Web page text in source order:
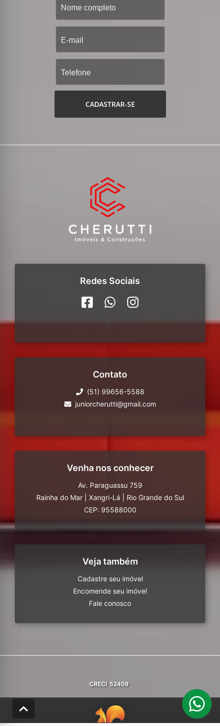
CADASTRAR-SE
Redes Sociais
Contato
(51) 99656-5588
juniorcherutti@gmail.com
Venha nos conhecer
Av. Paraguassu 759
Rainha do Mar
Xangri-Lá
Rio Grande do Sul
CEP: 95588000
Veja também
Cadastre seu imóvel
Encomende seu imóvel
Fale conosco
CRECI 52409